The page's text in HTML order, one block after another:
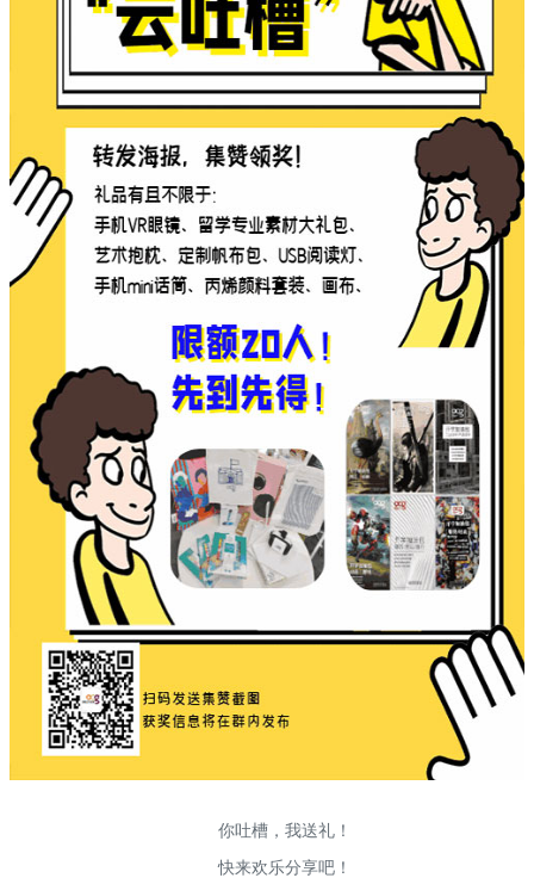
你吐槽，我送礼！
快来欢乐分享吧！